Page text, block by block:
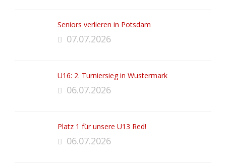
Seniors verlieren in Potsdam
07.07.2026
U16: 2. Turniersieg in Wustermark
06.07.2026
Platz 1 für unsere U13 Red!
06.07.2026